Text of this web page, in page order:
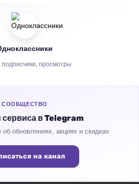
Зрители
Репосты
подписчики, просмотры
СООБЩЕСТВО
сервиса в Telegram
обновлениях, акциях и скидках
на канал